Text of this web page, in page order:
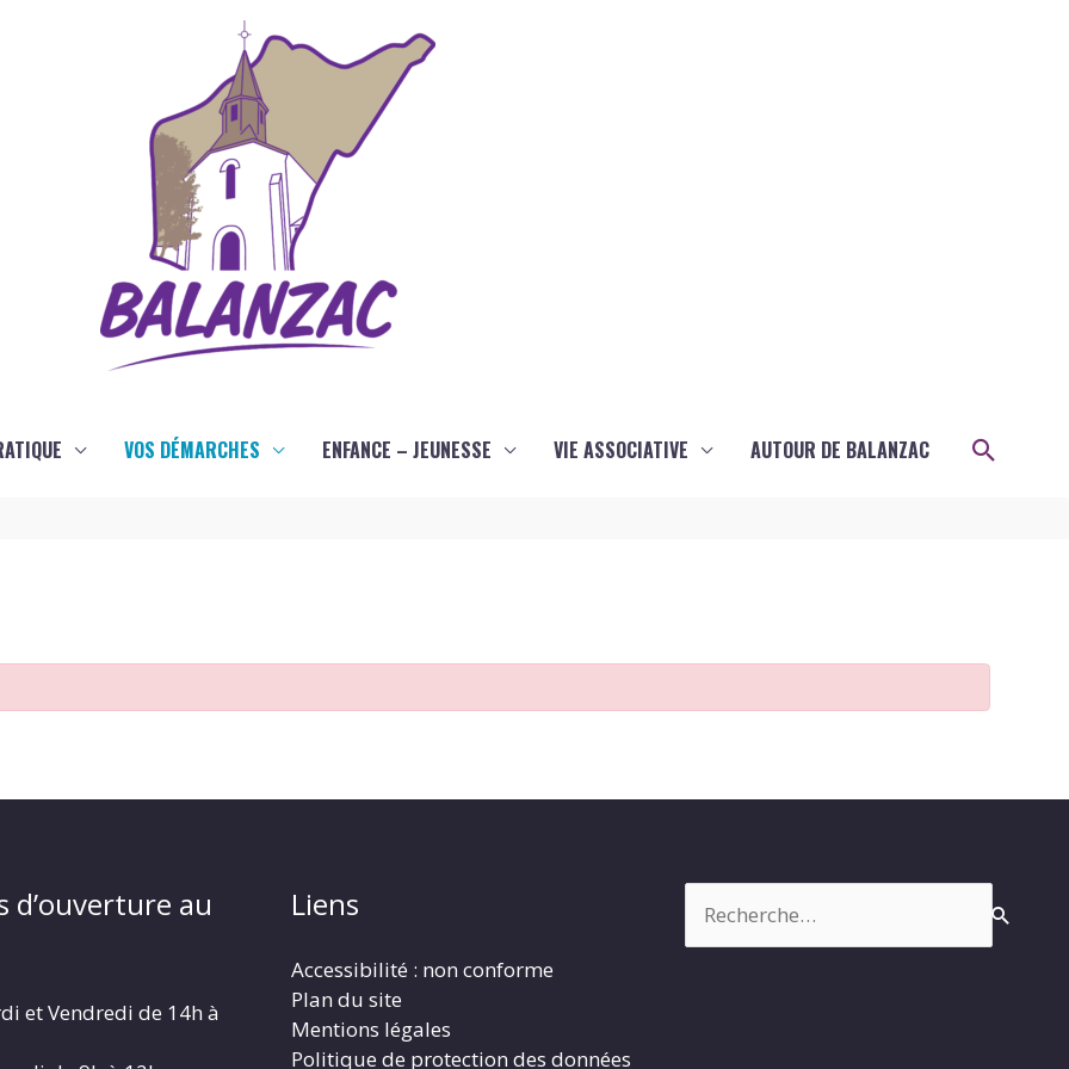
VOS DÉMARCHES ENFANCE – JEUNESSE VIE ASSOCIATIVE AUTOUR DE BALANZAC
d’ouverture au
et Vendredi de 14h à
Liens
Accessibilité : non conforme
Plan du site
Mentions légales
Politique de protection des données